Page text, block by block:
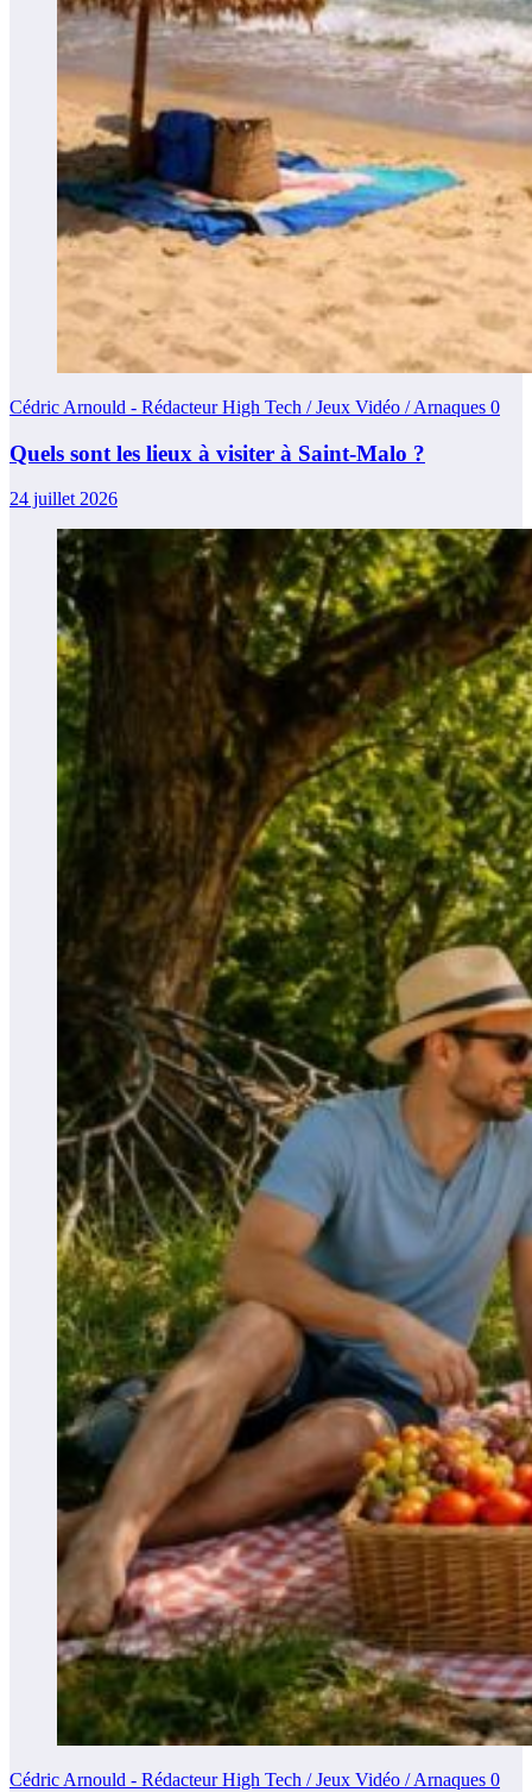
Cédric Arnould - Rédacteur High Tech / Jeux Vidéo / Arnaques 0
Quels sont les lieux à visiter à Saint-Malo ?
24 juillet 2026
Cédric Arnould - Rédacteur High Tech / Jeux Vidéo / Arnaques 0